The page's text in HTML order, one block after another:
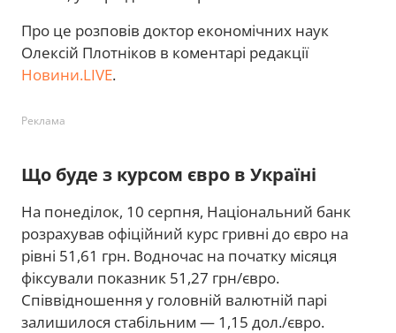
Про це розповів доктор економічних наук
Олексій Плотніков в коментарі редакції
Новини.LIVE.
Реклама
Що буде з курсом євро в Україні
На понеділок, 10 серпня, Національний банк
розрахував офіційний курс гривні до євро на
рівні 51,61 грн. Водночас на початку місяця
фіксували показник 51,27 грн/євро.
Співвідношення у головній валютній парі
залишилося стабільним — 1,15 дол./євро.